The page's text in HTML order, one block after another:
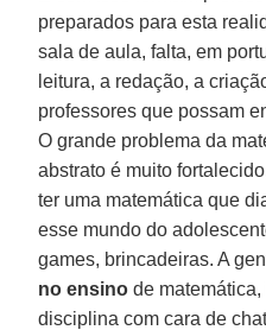
preparados para esta
sala de aula, falta, em
leitura, a redação, a
professores que possam
O grande problema da
abstrato é muito
ter uma matemática que
esse mundo do
games, brincadeiras. A
no ensino de
disciplina com cara de